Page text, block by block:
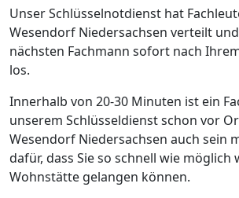
Unser Schlüsselnotdienst hat
Wesendorf Niedersachsen verteilt
nächsten Fachmann sofort nach
los.
Innerhalb von 20-30 Minuten ist ein
unserem Schlüsseldienst schon vor
Wesendorf Niedersachsen auch sein
dafür, dass Sie so schnell wie möglich
Wohnstätte gelangen können.